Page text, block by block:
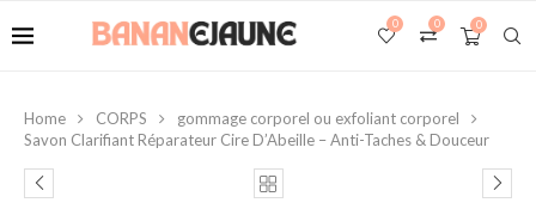
0
0
0
Home CORPS
gommage corporel ou exfoliant corporel
Savon Clarifiant Réparateur Cire D’Abeille – Anti-Taches & Douceur